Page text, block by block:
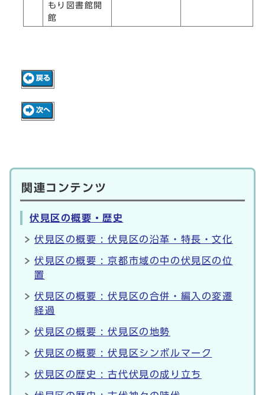
もり図書館開
館
関連コンテンツ
伏見区の概要・歴史
伏見区の概要 : 伏見区の沿革・特長・文化
伏見区の概要 : 京都市域の中の伏見区の位
置
伏見区の概要 : 伏見区の合併・編入の変遷
経過
伏見区の概要 : 伏見区の地勢
伏見区の概要 : 伏見区シンボルマーク
伏見区の歴史 : 古代伏見の成り立ち